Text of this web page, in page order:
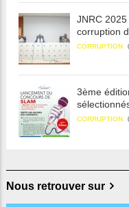
JNRC
corruption
CORRUPTION
3ème
CORRUPTION
Nous retrouver sur